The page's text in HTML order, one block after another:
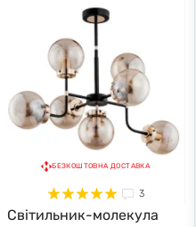
БЕЗКОШТОВНА ДОСТАВКА
3
Світильник-молекула